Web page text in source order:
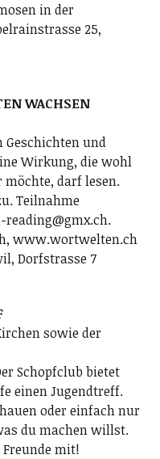
in der
25,
WACHSEN
und
Wirkung, die wohl
darf lesen.
Teilnahme
www.wortwelten.ch
Dorfstrasse 7
sowie der
Schopfclub bietet
einen Jugendtreff.
oder einfach nur
du machen willst.
mit!